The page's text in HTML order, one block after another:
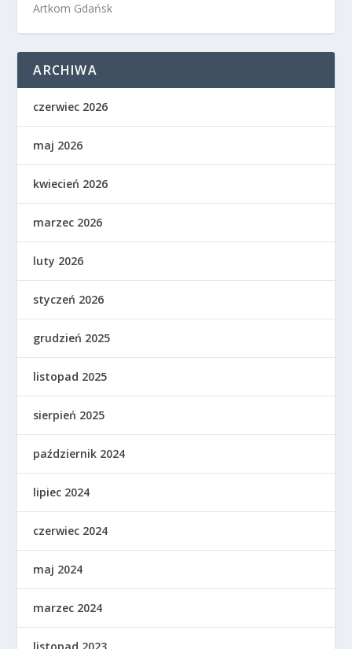
Artkom Gdańsk
ARCHIWA
czerwiec 2026
maj 2026
kwiecień 2026
marzec 2026
luty 2026
styczeń 2026
grudzień 2025
listopad 2025
sierpień 2025
październik 2024
lipiec 2024
czerwiec 2024
maj 2024
marzec 2024